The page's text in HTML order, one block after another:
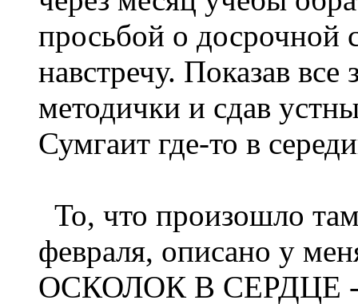
просьбой о досрочной
навстречу. Показав все
методички и сдав
Сумгаит где-то в
То, что произошло
февраля, описано у
ОСКОЛОК В СЕРДЦЕ